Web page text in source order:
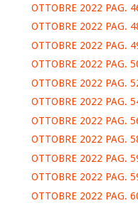
OTTOBRE 2022 PAG.
OTTOBRE 2022 PAG.
OTTOBRE 2022 PAG.
OTTOBRE 2022 PAG.
OTTOBRE 2022 PAG.
OTTOBRE 2022 PAG.
OTTOBRE 2022 PAG.
OTTOBRE 2022 PAG.
OTTOBRE 2022 PAG.
OTTOBRE 2022 PAG.
OTTOBRE 2022 PAG.